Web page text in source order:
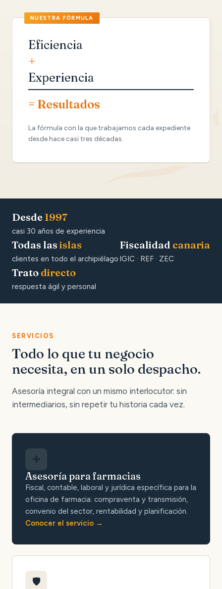
Eficiencia
+
Experiencia
= Resultados
La fórmula con la que trabajamos cada expediente
desde hace casi tres décadas.
Desde 1997
casi 30 años de experiencia
Todas las islas
clientes en todo el archipiélago
Fiscalidad canaria
IGIC · REF · ZEC
Trato directo
respuesta ágil y personal
SERVICIOS
Todo lo que tu negocio
necesita, en un solo despacho.
Asesoría integral con un mismo interlocutor: sin
intermediarios, sin repetir tu historia cada vez.
Asesoría para farmacias
Fiscal, contable, laboral y jurídica específica para la
oficina de farmacia: compraventa y transmisión,
convenio del sector, rentabilidad y planificación.
Conocer el servicio
🛡️